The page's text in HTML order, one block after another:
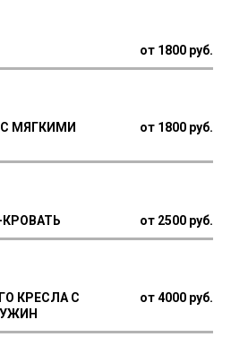
от 1800 руб.
МЯГКИМИ
от 1800 руб.
от 2500 руб.
КРЕСЛА С
от 4000 руб.